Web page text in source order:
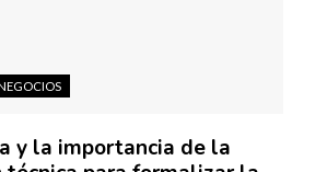
y la importancia de la